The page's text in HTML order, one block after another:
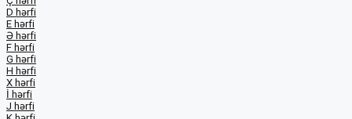
D hərfi
E hərfi
Ə hərfi
F hərfi
G hərfi
H hərfi
X hərfi
İ hərfi
J hərfi